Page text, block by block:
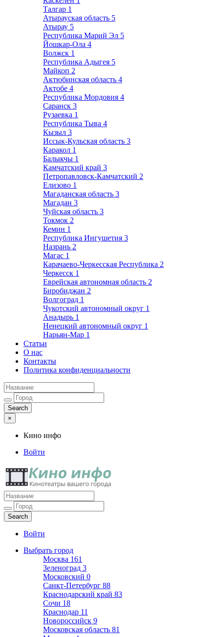
Талгар 1
Атырауская область 5
Атырау 5
Республика Марий Эл 5
Йошкар-Ола 4
Волжск 1
Республика Адыгея 5
Майкоп 2
Актюбинская область 4
Актобе 4
Республика Мордовия 4
Саранск 3
Рузаевка 1
Республика Тыва 4
Кызыл 3
Иссык-Кульская область 3
Каракол 1
Балыкчы 1
Камчатский край 3
Петропавловск-Камчатский 2
Елизово 1
Магаданская область 3
Магадан 3
Чуйская область 3
Токмок 2
Кемин 1
Республика Ингушетия 3
Назрань 2
Магас 1
Карачаево-Черкесская Республика 2
Черкесск 1
Еврейская автономная область 2
Биробиджан 2
Волгоград 1
Чукотский автономный округ 1
Анадырь 1
Ненецкий автономный округ 1
Нарьян-Мар 1
Статьи
О нас
Контакты
Политика конфиденциальности
×
Кино инфо
Войти
Кино инфо
Кинотеатры вашего города
Войти
Выбрать город
Москва 161
Зеленоград 3
Московский 0
Санкт-Петербург 88
Краснодарский край 83
Сочи 18
Краснодар 11
Новороссийск 9
Московская область 81